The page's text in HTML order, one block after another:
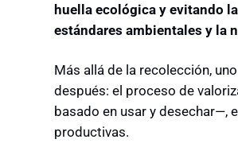
huella ecológica y evitando
estándares ambientales y la
Más allá de la recolección,
después: el proceso de
basado en usar y desechar—,
productivas.